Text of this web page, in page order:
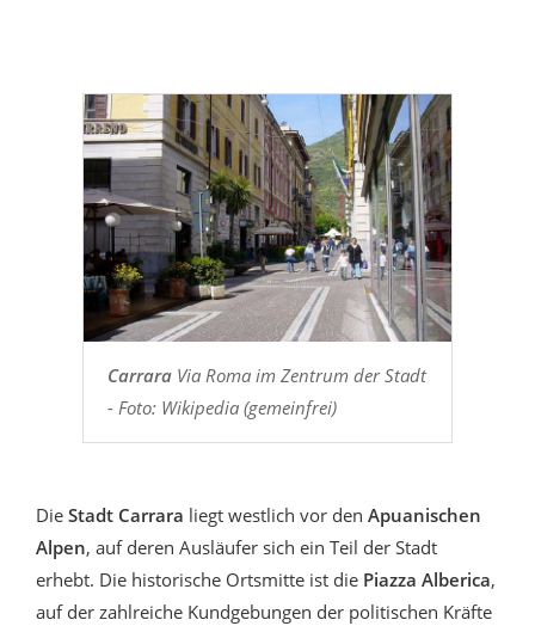
CarraraVia Roma im Zentrum der Stadt
- Foto: Wikipedia (gemeinfrei)
Die Stadt Carrara liegt westlich vor den Apuanischen
Alpen, auf deren Ausläufer sich ein Teil der Stadt
erhebt. Die historische Ortsmitte ist die Piazza Alberica,
auf der zahlreiche Kundgebungen der politischen Kräfte